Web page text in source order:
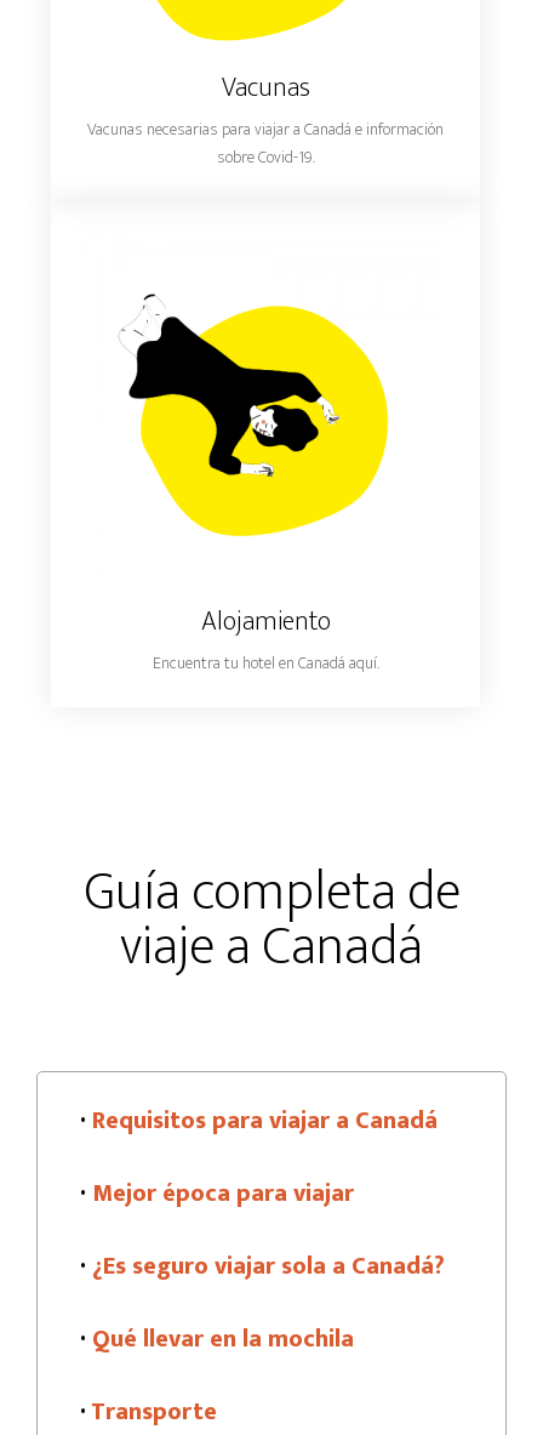
Vacunas
Vacunas necesarias para viajar a Canadá e información
sobre Covid-19.
Alojamiento
Encuentra tu hotel en Canadá aquí.
Guía completa de
viaje a Canadá
· Requisitos para viajar a Canadá
· Mejor época para viajar
· ¿Es seguro viajar sola a Canadá?
· Qué llevar en la mochila
·Transporte